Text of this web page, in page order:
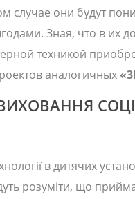
случае они будут
Зная, что в их
техникой
аналогичных
в дитячих
розуміти, що